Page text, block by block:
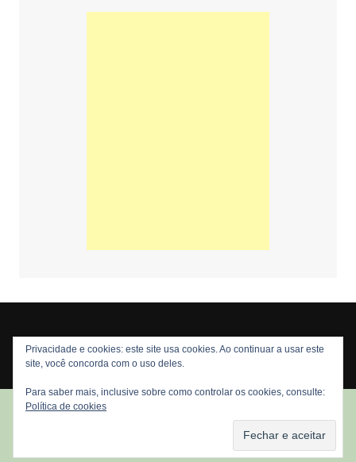
Copyright © 2026 Nós Nerds. Todos os direitos reservados
Privacidade e cookies: este site usa cookies. Ao continuar a usar este
site, você concorda com o uso deles.
Para saber mais, inclusive sobre como controlar os cookies, consulte:
Política de cookies